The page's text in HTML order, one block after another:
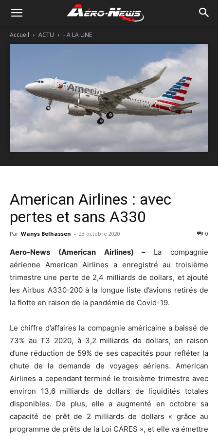
Accueil ACTU - A LA UNE
American Airlines : avec
pertes et sans A330
Par Wanys Belhassen - 23 octobre 2020 0
Aero-News (American Airlines) – La compagnie
aérienne American Airlines a enregistré au troisième
trimestre une perte de 2,4 milliards de dollars, et ajouté
les Airbus A330-200 à la longue liste d’avions retirés de
la flotte en raison de la pandémie de Covid-19.
Le chiffre d’affaires la compagnie américaine a baissé de
73% au T3 2020, à 3,2 milliards de dollars, en raison
d’une réduction de 59% de ses capacités pour refléter la
chute de la demande de voyages aériens. American
Airlines a cependant terminé le troisième trimestre avec
environ 13,6 milliards de dollars de liquidités totales
disponibles. De plus, elle a augmenté en octobre sa
capacité de prêt de 2 milliards de dollars « grâce au
programme de prêts de la Loi CARES », et elle va émettre